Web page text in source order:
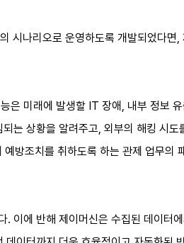
시나리오로 운영하도록 개발되었다면
은 미래에 발생할 IT 장애, 내부 정보
는 상황을 알려주고, 외부의 해킹 시도
방조치를 취하도록 하는 관제 업무의
이에 반해 제이머신은 수집된 데이터